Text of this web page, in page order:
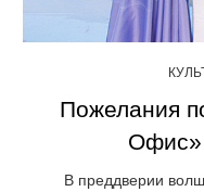
Пожелания
Офис»
В преддверии